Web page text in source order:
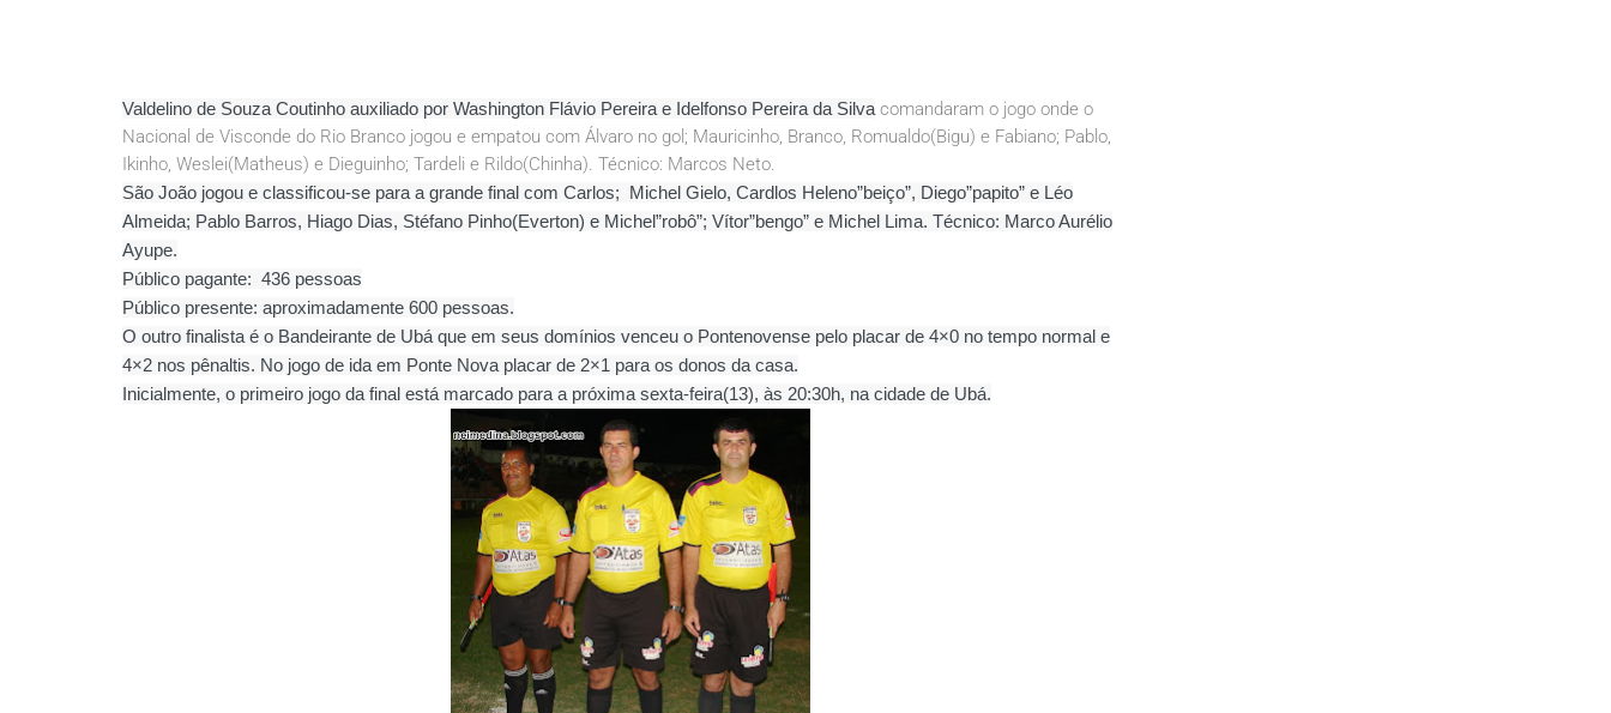
Valdelino de Souza Coutinho auxiliado por Washington Flávio Pereira e Idelfonso Pereira da Silvacomandaram o jogo onde o
Nacional de Visconde do Rio Branco jogou e empatou com Álvaro no gol; Mauricinho, Branco, Romualdo(Bigu) e Fabiano; Pablo,
Ikinho, Weslei(Matheus) e Dieguinho; Tardeli e Rildo(Chinha). Técnico: Marcos Neto.
São João jogou e classificou-se para a grande final com Carlos; Michel Gielo, Cardlos Heleno”beiço”, Diego”papito” e Léo
Almeida; Pablo Barros, Hiago Dias, Stéfano Pinho(Everton) e Michel”robô”; Vítor”bengo” e Michel Lima. Técnico: Marco Aurélio
Ayupe.
Público pagante: 436 pessoas
Público presente: aproximadamente 600 pessoas.
O outro finalista é o Bandeirante de Ubá que em seus domínios venceu o Pontenovense pelo placar de 4×0 no tempo normal e
4×2 nos pênaltis. No jogo de ida em Ponte Nova placar de 2×1 para os donos da casa.
Inicialmente, o primeiro jogo da final está marcado para a próxima sexta-feira(13), às 20:30h, na cidade de Ubá.